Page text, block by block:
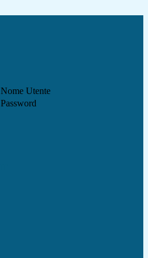
Nome Utente
Password